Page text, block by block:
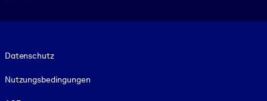
Datenschutz
Nutzungsbedingungen